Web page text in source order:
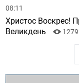
08:11
Христос Воскрес!
Великдень